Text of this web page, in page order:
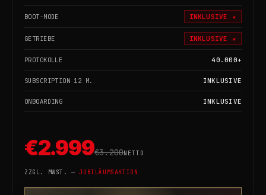
BOOT-MODE INKLUSIVE ★
GETRIEBE INKLUSIVE ★
PROTOKOLLE 40.000+
SUBSCRIPTION 12 M. INKLUSIVE
ONBOARDING INKLUSIVE
€2.999€3.200NETTO
ZZGL. MWST. —JUBILÄUMSAKTION